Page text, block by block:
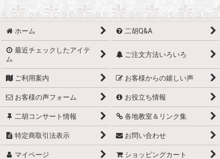
ホーム 二胡Q&A
最近チェックしたアイテ
ム
ご注文方法いろいろ
ご利用案内 お客様からの嬉しい声
お客様の声フォーム お役立ち情報
二胡コンサート情報 各地教室＆リンク集
特定商取引法表示 お問い合わせ
マイページ ショッピングカート